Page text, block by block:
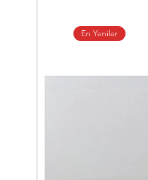
En Yeniler